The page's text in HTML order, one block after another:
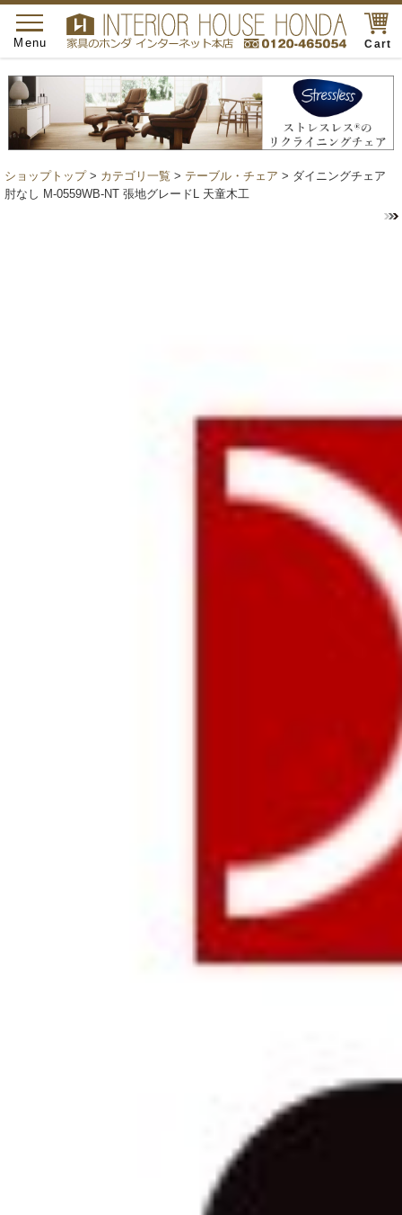
Cart
toggle
navigation
Menu
ショップトップ> カテゴリ一覧 > テーブル・チェア > ダイニングチェア
肘なし M-0559WB-NT 張地グレードL 天童木工